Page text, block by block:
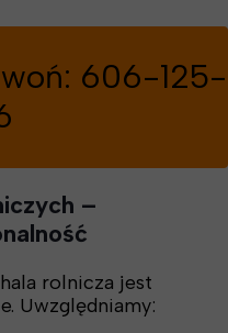
–
rolnicza jest
Uwzględniamy:
606-125-